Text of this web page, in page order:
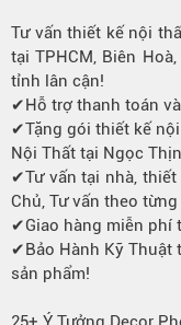
Tư vấn thiết kế nội
tại TPHCM, Biên
tỉnh lân cận!
✔Hỗ trợ thanh toán
✔Tặng gói thiết kế
Nội Thất tại Ngọc
✔Tư vấn tại nhà,
Chủ, Tư vấn theo
✔Giao hàng miễn phí
✔Bảo Hành Kỹ Thuật
sản phẩm!